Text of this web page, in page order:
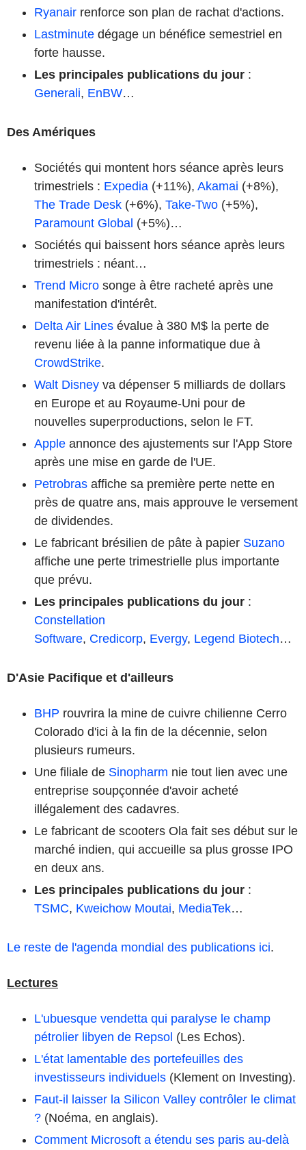
Ryanair renforce son plan de rachat d'actions.
Lastminute dégage un bénéfice semestriel en
forte hausse.
Les principales publications du jour :
Generali, EnBW…
Des Amériques
Sociétés qui montent hors séance après leurs
trimestriels : Expedia (+11%), Akamai (+8%),
The Trade Desk (+6%), Take-Two (+5%),
Paramount Global (+5%)…
Sociétés qui baissent hors séance après leurs
trimestriels : néant…
Trend Micro songe à être racheté après une
manifestation d'intérêt.
Delta Air Lines évalue à 380 M$ la perte de
revenu liée à la panne informatique due à
CrowdStrike.
Walt Disney va dépenser 5 milliards de dollars
en Europe et au Royaume-Uni pour de
nouvelles superproductions, selon le FT.
Apple annonce des ajustements sur l'App Store
après une mise en garde de l'UE.
Petrobras affiche sa première perte nette en
près de quatre ans, mais approuve le versement
de dividendes.
Le fabricant brésilien de pâte à papier Suzano
affiche une perte trimestrielle plus importante
que prévu.
Les principales publications du jour :
Constellation
Software, Credicorp, Evergy, Legend Biotech…
D'Asie Pacifique et d'ailleurs
BHP rouvrira la mine de cuivre chilienne Cerro
Colorado d'ici à la fin de la décennie, selon
plusieurs rumeurs.
Une filiale de Sinopharm nie tout lien avec une
entreprise soupçonnée d'avoir acheté
illégalement des cadavres.
Le fabricant de scooters Ola fait ses début sur le
marché indien, qui accueille sa plus grosse IPO
en deux ans.
Les principales publications du jour :
TSMC, Kweichow Moutai, MediaTek…
Le reste de l'agenda mondial des publications ici.
Lectures
L'ubuesque vendetta qui paralyse le champ
pétrolier libyen de Repsol (Les Echos).
L'état lamentable des portefeuilles des
investisseurs individuels (Klement on Investing).
Faut-il laisser la Silicon Valley contrôler le climat
? (Noéma, en anglais).
Comment Microsoft a étendu ses paris au-delà